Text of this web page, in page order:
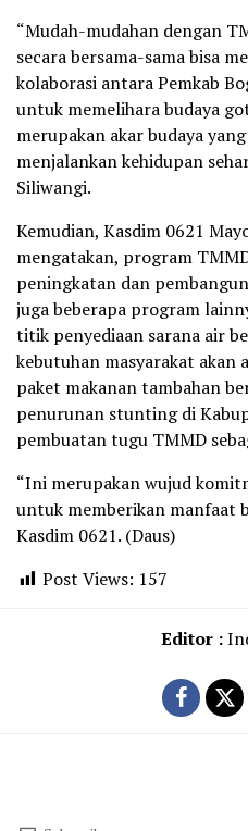
“Mudah-mudahan dengan
secara bersama-sama bisa
kolaborasi antara Pemkab
untuk memelihara budaya
merupakan akar budaya
menjalankan kehidupan
Siliwangi.
Kemudian, Kasdim 0621
mengatakan, program
peningkatan dan
juga beberapa program
titik penyediaan sarana air
kebutuhan masyarakat akan
paket makanan tambahan
penurunan stunting di
pembuatan tugu TMMD
“Ini merupakan wujud
untuk memberikan manfaat
Kasdim 0621. (Daus)
Post Views: 157
Editor :